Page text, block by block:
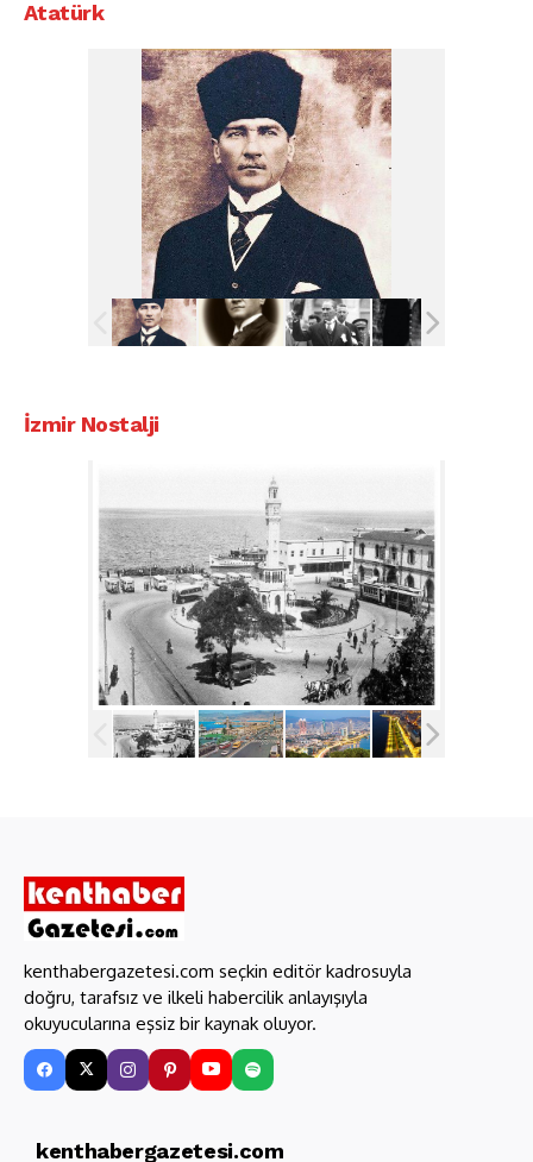
Atatürk
İzmir Nostalji
kenthabergazetesi.com seçkin editör kadrosuyla
doğru, tarafsız ve ilkeli habercilik anlayışıyla
okuyucularına eşsiz bir kaynak oluyor.
kenthabergazetesi.com